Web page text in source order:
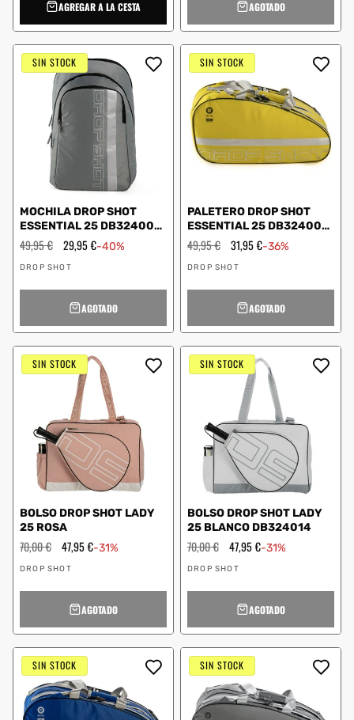
AGREGAR A LA CESTA AGOTADO
SIN STOCK
MOCHILA DROP SHOT
ESSENTIAL 25 DB324002
GRIS
Precio
habitual
49,95 € Precio
oferta
29,95 €-40%
Proveedor:
DROP SHOT
AGOTADO
SIN STOCK
PALETERO DROP SHOT
ESSENTIAL 25 DB324001
AMARILLO
Precio
habitual
49,95 € Precio
de
oferta
31,95 €-36%
Proveedor:
DROP SHOT
AGOTADO
SIN STOCK
BOLSO DROP SHOT LADY
25 ROSA
Precio
habitual
70,00 € Precio
de
oferta
47,95 €-31%
Proveedor:
DROP SHOT
AGOTADO
SIN STOCK
BOLSO DROP SHOT LADY
25 BLANCO DB324014
Precio
habitual
70,00 € Precio
de
oferta
47,95 €-31%
Proveedor:
DROP SHOT
AGOTADO
SIN STOCK SIN STOCK